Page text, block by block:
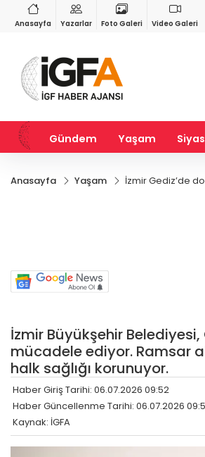
Anasayfa Yazarlar Foto Galeri Video Galeri
%0,70
BIST 100
13.798,82%0,70
Gündem Yaşam
Anasayfa Yaşam İzmir Gediz’de
İzmir Büyükşehir
mücadele ediyor. Ramsar
halk sağlığı korunuyor.
Haber Giriş Tarihi: 06.07.2026 09:52
Haber Güncellenme Tarihi: 06.07.2026
Kaynak: İGFA